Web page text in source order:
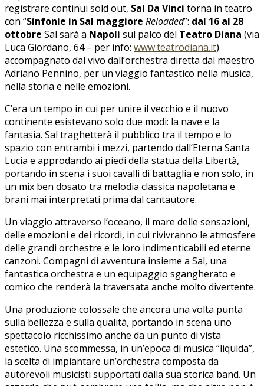
registrare continui sold out, Sal Da Vinci torna in teatro
con “Sinfonie in Sal maggiore Reloaded”: dal 16 al 28
ottobre Sal sarà a Napoli sul palco del Teatro Diana (via
Luca Giordano, 64 – per info: www.teatrodiana.it)
accompagnato dal vivo dall’orchestra diretta dal maestro
Adriano Pennino, per un viaggio fantastico nella musica,
nella storia e nelle emozioni.
C’era un tempo in cui per unire il vecchio e il nuovo
continente esistevano solo due modi: la nave e la
fantasia. Sal traghetterà il pubblico tra il tempo e lo
spazio con entrambi i mezzi, partendo dall’Eterna Santa
Lucia e approdando ai piedi della statua della Libertà,
portando in scena i suoi cavalli di battaglia e non solo, in
un mix ben dosato tra melodia classica napoletana e
brani mai interpretati prima dal cantautore.
Un viaggio attraverso l’oceano, il mare delle sensazioni,
delle emozioni e dei ricordi, in cui rivivranno le atmosfere
delle grandi orchestre e le loro indimenticabili ed eterne
canzoni. Compagni di avventura insieme a Sal, una
fantastica orchestra e un equipaggio sgangherato e
comico che renderà la traversata anche molto divertente.
Una produzione colossale che ancora una volta punta
sulla bellezza e sulla qualità, portando in scena uno
spettacolo ricchissimo anche da un punto di vista
estetico. Una scommessa, in un’epoca di musica “liquida”,
la scelta di impiantare un’orchestra composta da
autorevoli musicisti supportati dalla sua storica band. Un